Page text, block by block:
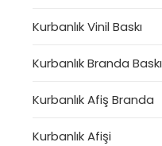
Kurbanlık Vinil Baskı
Kurbanlık Branda Baskı
Kurbanlık Afiş Branda
Kurbanlık Afişi